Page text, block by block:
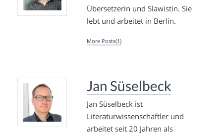
Übersetzerin und Slawistin. Sie
lebt und arbeitet in Berlin.
More Posts(1)
Jan Süselbeck
Jan Süselbeck ist
Literaturwissenschaftler und
arbeitet seit 20 Jahren als